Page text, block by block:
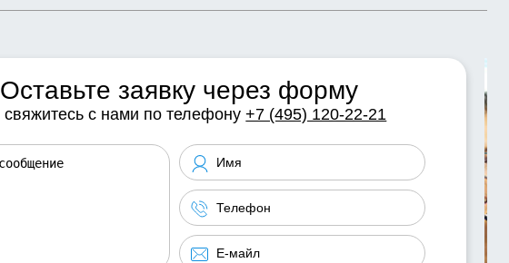
Оставьте заявку через форму
свяжитесь с нами по телефону+7 (495) 120-22-21